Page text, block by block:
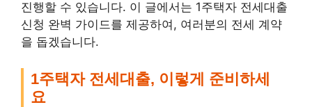
진행할 수 있습니다. 이 글에서는 1주택자 전세대출
신청 완벽 가이드를 제공하여, 여러분의 전세 계약
을 돕겠습니다.
1주택자 전세대출, 이렇게 준비하세
요